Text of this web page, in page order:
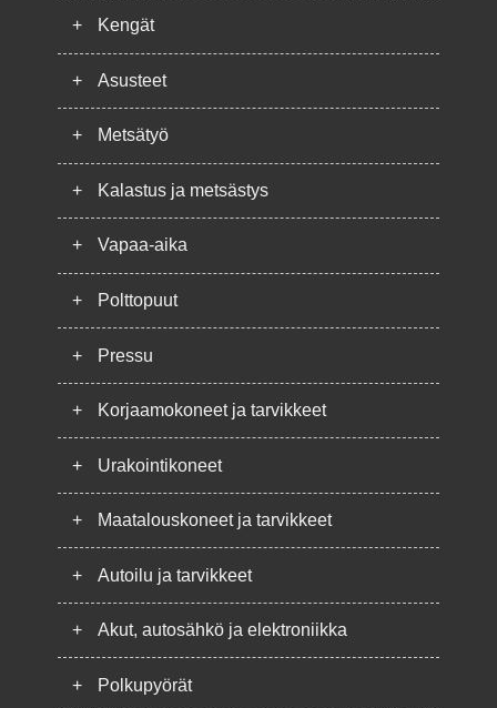
+ Kengät
+ Asusteet
+ Metsätyö
+ Kalastus ja metsästys
+ Vapaa-aika
+ Polttopuut
+ Pressu
+ Korjaamokoneet ja tarvikkeet
+ Urakointikoneet
+ Maatalouskoneet ja tarvikkeet
+ Autoilu ja tarvikkeet
+ Akut, autosähkö ja elektroniikka
+ Polkupyörät